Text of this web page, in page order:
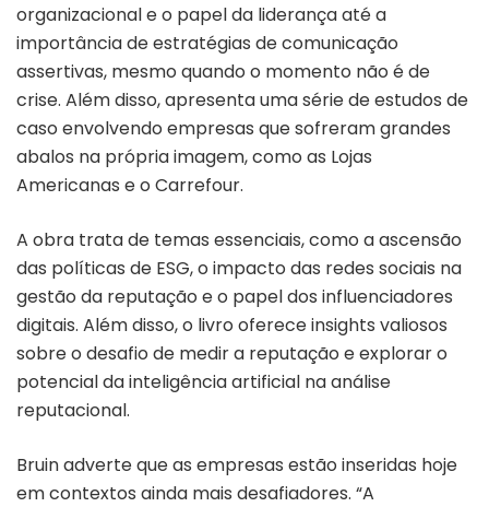
organizacional e o papel da liderança até a
importância de estratégias de comunicação
assertivas, mesmo quando o momento não é de
crise. Além disso, apresenta uma série de estudos de
caso envolvendo empresas que sofreram grandes
abalos na própria imagem, como as Lojas
Americanas e o Carrefour.
A obra trata de temas essenciais, como a ascensão
das políticas de ESG, o impacto das redes sociais na
gestão da reputação e o papel dos influenciadores
digitais. Além disso, o livro oferece insights valiosos
sobre o desafio de medir a reputação e explorar o
potencial da inteligência artificial na análise
reputacional.
Bruin adverte que as empresas estão inseridas hoje
em contextos ainda mais desafiadores. “A